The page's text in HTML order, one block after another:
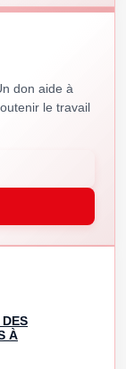
don aide à
le travail
À